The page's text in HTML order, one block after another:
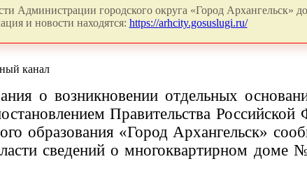
Администрации городского округа «Город Архангельск»
и новости находятся: https://arhcity.gosuslugi.ru/
канал
о возникновении отдельных
Правительства Российской
образования «Город Архангельск»
сведений о многоквартирном доме №